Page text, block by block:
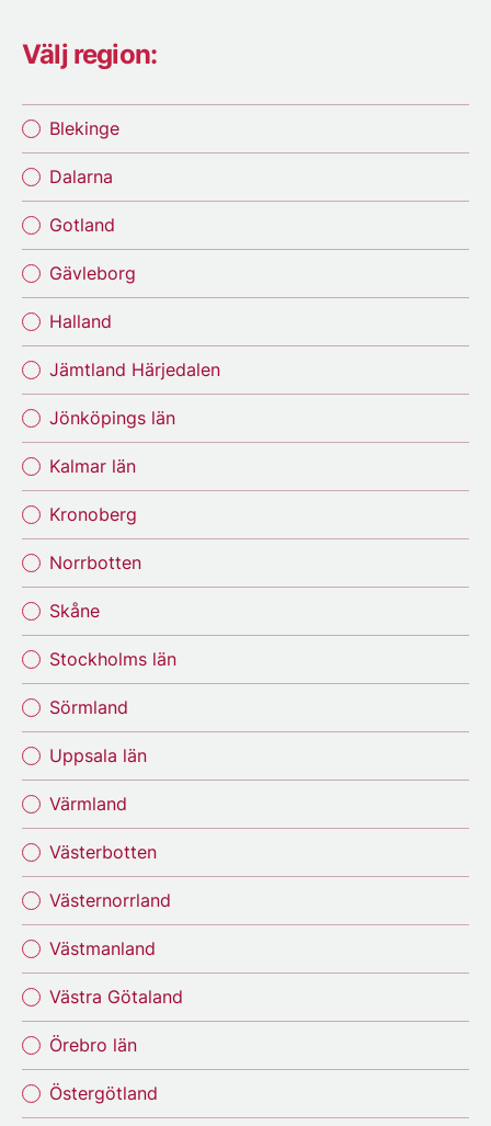
Välj region:
Blekinge
Dalarna
Gotland
Gävleborg
Halland
Jämtland Härjedalen
Jönköpings län
Kalmar län
Kronoberg
Norrbotten
Skåne
Stockholms län
Sörmland
Uppsala län
Värmland
Västerbotten
Västernorrland
Västmanland
Västra Götaland
Örebro län
Östergötland